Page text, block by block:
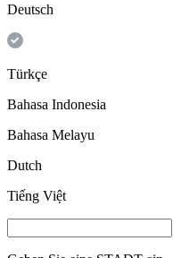
Deutsch
Türkçe
Bahasa Indonesia
Bahasa Melayu
Dutch
Tiếng Việt